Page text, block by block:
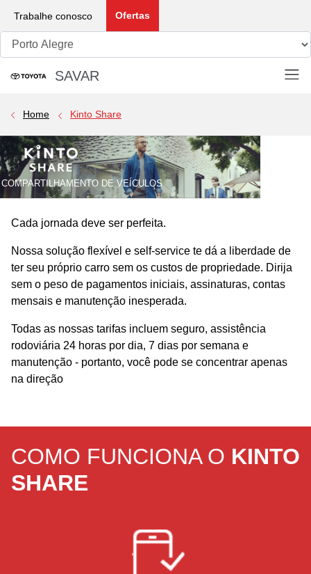
SAVAR
Porto Alegre Whatsapp:
Trabalhe conosco Ofertas
Home Kinto Share
COMPARTILHAMENTO DE VEÍCULOS
Cada jornada deve ser perfeita.
Nossa solução flexível e self-service te dá a liberdade de
ter seu próprio carro sem os custos de propriedade. Dirija
sem o peso de pagamentos iniciais, assinaturas, contas
mensais e manutenção inesperada.
Todas as nossas tarifas incluem seguro, assistência
rodoviária 24 horas por dia, 7 dias por semana e
manutenção - portanto, você pode se concentrar apenas
na direção
COMO FUNCIONA O KINTO
SHARE